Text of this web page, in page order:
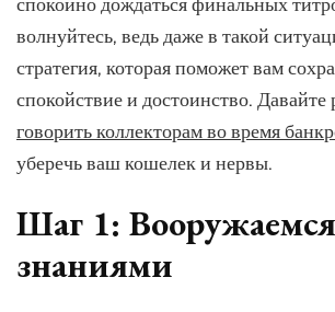
волнуйтесь, ведь даже в такой
стратегия, которая поможет вам
спокойствие и достоинство. Давайте
говорить коллекторам во время
уберечь ваш кошелек и нервы.
Шаг 1: Вооружаемся
знаниями